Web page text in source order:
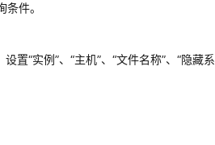
件。
置“实例”、“主机”、“文件名称”、“隐藏系